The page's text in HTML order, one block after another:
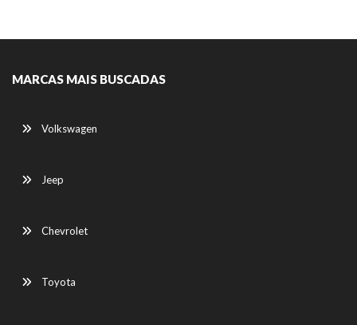
MARCAS MAIS BUSCADAS
Volkswagen
Jeep
Chevrolet
Toyota